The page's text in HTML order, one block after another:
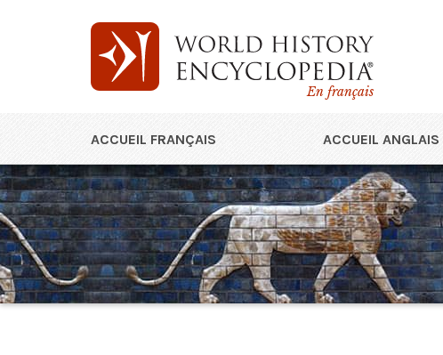
En français
ACCUEIL FRANÇAIS ACCUEIL ANGLAIS